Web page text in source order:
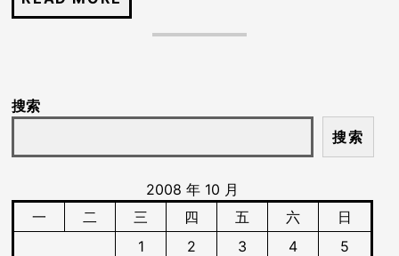
搜索
搜索
2008 年 10 月
一
二 三 四 五 六
日
1
2 3 4
5